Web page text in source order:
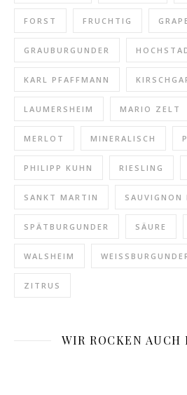
FORST FRUCHTIG
GRAUBURGUNDER
KARL PFAFFMANN
LAUMERSHEIM MARIO ZELT
MERLOT MINERALISCH
PHILIPP KUHN RIESLING
SANKT MARTIN SAUVIGNON
SPÄTBURGUNDER SÄURE
WALSHEIM WEISSBURGUNDER
ZITRUS
WIR ROCKEN AUCH